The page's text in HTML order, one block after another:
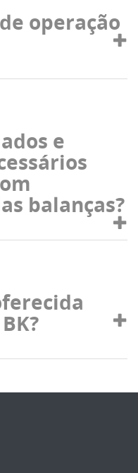
operação
e
balanças?